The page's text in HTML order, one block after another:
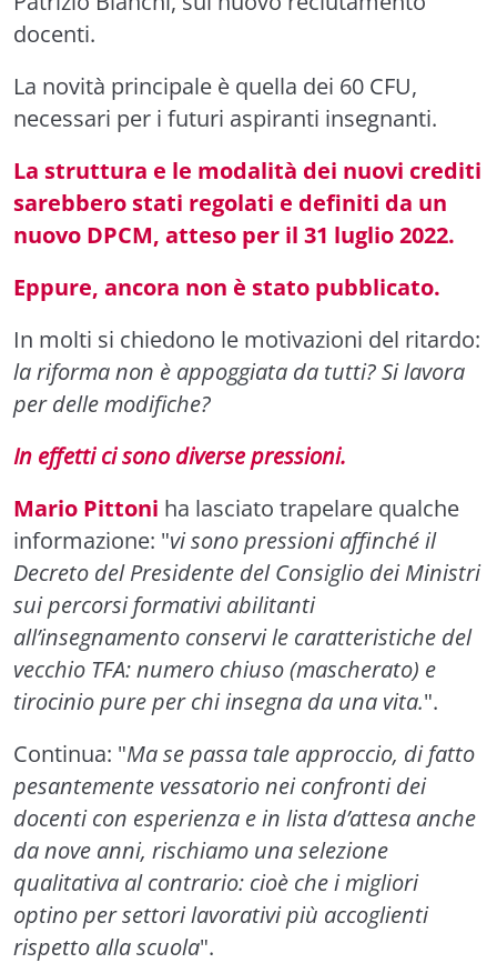
docenti.
La novità principale è quella dei 60 CFU,
necessari per i futuri aspiranti insegnanti.
La struttura e le modalità dei nuovi crediti
sarebbero stati regolati e definiti da un
nuovo DPCM, atteso per il 31 luglio 2022.
Eppure, ancora non è stato pubblicato.
In molti si chiedono le motivazioni del ritardo:
la riforma non è appoggiata da tutti? Si lavora
per delle modifiche?
In effetti ci sono diverse pressioni.
Mario Pittoni ha lasciato trapelare qualche
informazione: "vi sono pressioni affinché il
Decreto del Presidente del Consiglio dei Ministri
sui percorsi formativi abilitanti
all’insegnamento conservi le caratteristiche del
vecchio TFA: numero chiuso (mascherato) e
tirocinio pure per chi insegna da una vita.".
Continua: "Ma se passa tale approccio, di fatto
pesantemente vessatorio nei confronti dei
docenti con esperienza e in lista d’attesa anche
da nove anni, rischiamo una selezione
qualitativa al contrario: cioè che i migliori
optino per settori lavorativi più accoglienti
rispetto alla scuola".